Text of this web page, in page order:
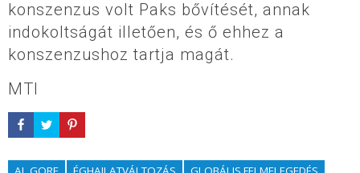
konszenzus volt Paks bővítését, annak
indokoltságát illetően, és ő ehhez a
konszenzushoz tartja magát.
MTI